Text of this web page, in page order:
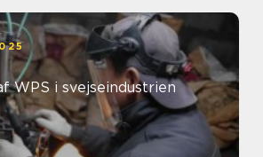
WPS i svejseindustrien